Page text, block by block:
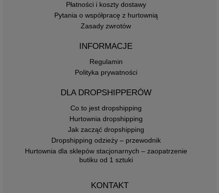
Płatności i koszty dostawy
Pytania o współpracę z hurtownią
Zasady zwrotów
INFORMACJE
Regulamin
Polityka prywatności
DLA DROPSHIPPERÓW
Co to jest dropshipping
Hurtownia dropshipping
Jak zacząć dropshipping
Dropshipping odzieży – przewodnik
Hurtownia dla sklepów stacjonarnych – zaopatrzenie
butiku od 1 sztuki
KONTAKT